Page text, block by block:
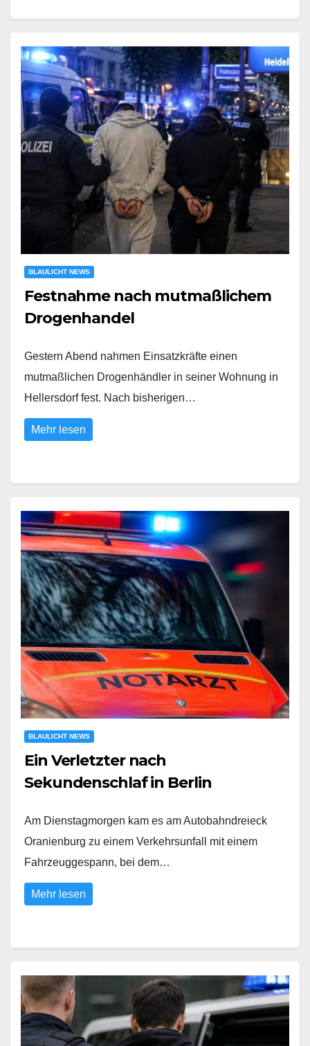
BLAULICHT NEWS
Festnahme nach mutmaßlichem
Drogenhandel
Gestern Abend nahmen Einsatzkräfte einen
mutmaßlichen Drogenhändler in seiner Wohnung in
Hellersdorf fest. Nach bisherigen…
Mehr lesen
BLAULICHT NEWS
Ein Verletzter nach
Sekundenschlaf in Berlin
Am Dienstagmorgen kam es am Autobahndreieck
Oranienburg zu einem Verkehrsunfall mit einem
Fahrzeuggespann, bei dem…
Mehr lesen